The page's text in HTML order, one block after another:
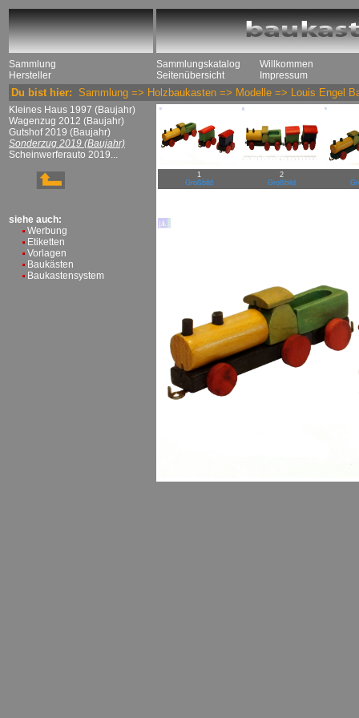
Sammlung
Hersteller
Sammlungskatalog
Seitenübersicht
Willkommen
Impressum
Du bist hier: Sammlung => Holzbaukasten => Modelle => Louis Engel
Kleines Haus 1997 (Baujahr)
Wagenzug 2012 (Baujahr)
Gutshof 2019 (Baujahr)
Sonderzug 2019 (Baujahr)
Scheinwerferauto 2019...
siehe auch:
Werbung
Etiketten
Vorlagen
Baukästen
Baukastensystem
1
Großbild
2
Großbild